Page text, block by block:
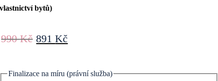
vlastnictví bytů)
990Kč Původní
cena
891Kč
cena
Finalizace na míru (právní služba)